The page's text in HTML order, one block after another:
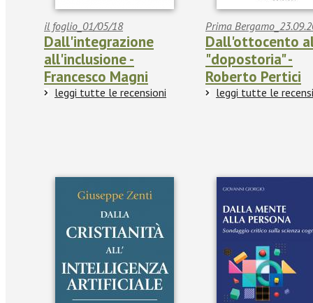
il foglio_01/05/18
Dall'integrazione
all'inclusione -
Francesco Magni
leggi tutte le recensioni
Prima
Dall'ottocento
"dopostoria" -
Roberto Pertici
leggi tutte le